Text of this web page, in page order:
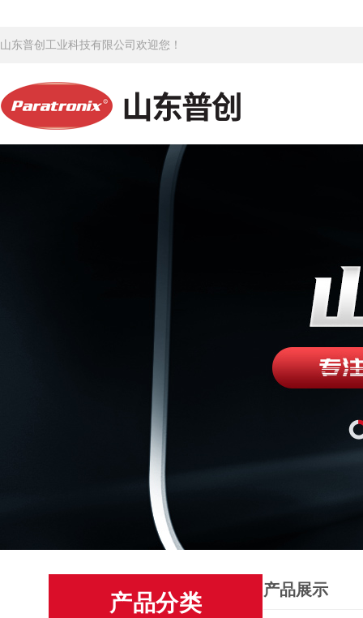
山东普创工业科技有限公司欢迎您！
产品分类
产品展示